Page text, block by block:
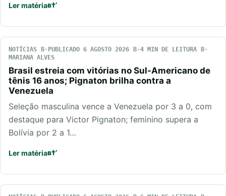
Ler matéria
NOTÍCIAS PUBLICADO 6 AGOSTO 2026
4 MIN DE LEITURA
MARIANA ALVES
Brasil estreia com vitórias no Sul-Americano de
tênis 16 anos; Pignaton brilha contra a
Venezuela
Seleção masculina vence a Venezuela por 3 a 0, com
destaque para Victor Pignaton; feminino supera a
Bolívia por 2 a 1…
Ler matéria